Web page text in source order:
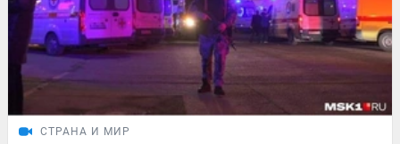
СТРАНА И МИР